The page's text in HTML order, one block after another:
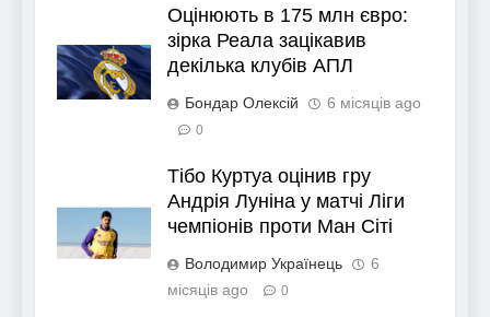
Оцінюють в 175 млн євро:
зірка Реала зацікавив
декілька клубів АПЛ
Бондар Олексій 6 місяців ago
0
Тібо Куртуа оцінив гру
Андрія Луніна у матчі Ліги
чемпіонів проти Ман Сіті
Володимир Українець
6
місяців ago
0